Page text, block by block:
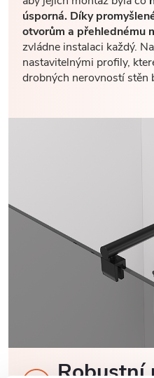
úsporná. Díky
otvorům a přehlednému
zvládne instalaci každý.
nastavitelnými profily,
drobných nerovností stěn
Robustní